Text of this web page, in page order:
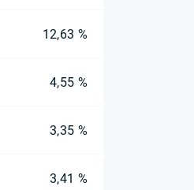
12,63 %
4,55 %
3,35 %
3,41 %